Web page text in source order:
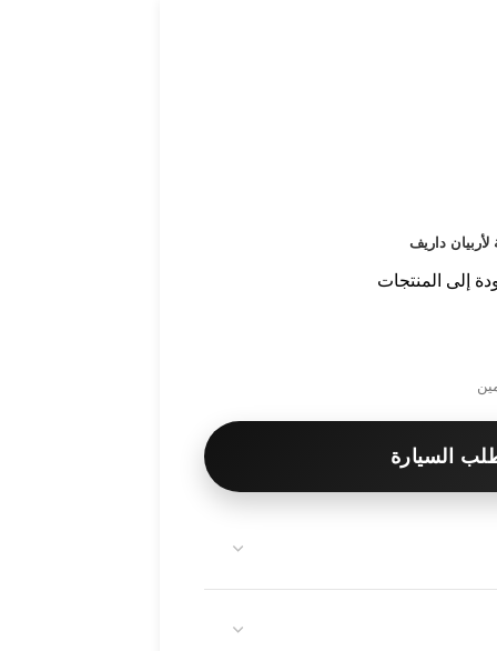
لأربيان داريف
إلى المنتجات
السيارة